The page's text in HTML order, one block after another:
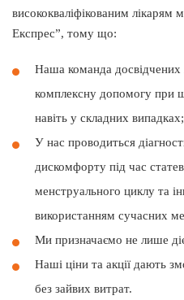
висококваліфікованим лікарям
Експрес”, тому що:
Наша команда досвідчених
комплексну допомогу при
навіть у складних випадках;
У нас проводиться
дискомфорту під час
менструального циклу та
використанням сучасних
Ми призначаємо не лише
Наші ціни та акції дають
без зайвих витрат.